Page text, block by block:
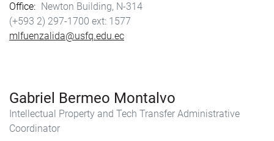
Office
Newton Building, N-314
(+593 2) 297-1700
1577
mlfuenzalida@usfq.edu.ec
Gabriel Bermeo Montalvo
Intellectual Property and Tech Transfer Administrative
Coordinator